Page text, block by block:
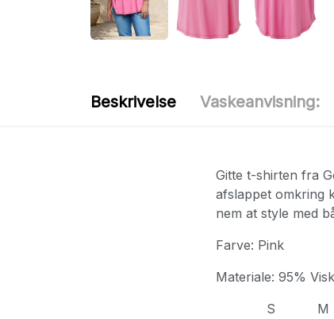
Beskrivelse Vaskeanvisning:
Gitte t-shirten fra
afslappet omkring
nem at style med
Farve: Pink
Materiale: 95%
S
M